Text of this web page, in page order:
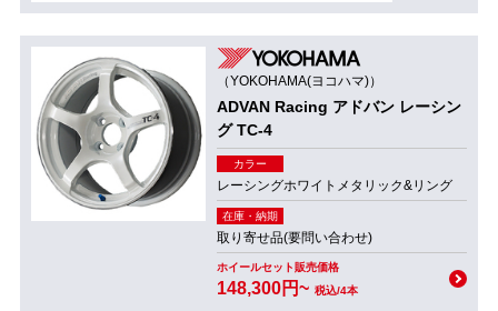
（YOKOHAMA(ヨコハマ)）
ADVAN Racing アドバン レーシン
グ TC-4
カラー
レーシングホワイトメタリック&リング
在庫・納期
取り寄せ品(要問い合わせ)
ホイールセット販売価格
148,300円~ 税込/4本